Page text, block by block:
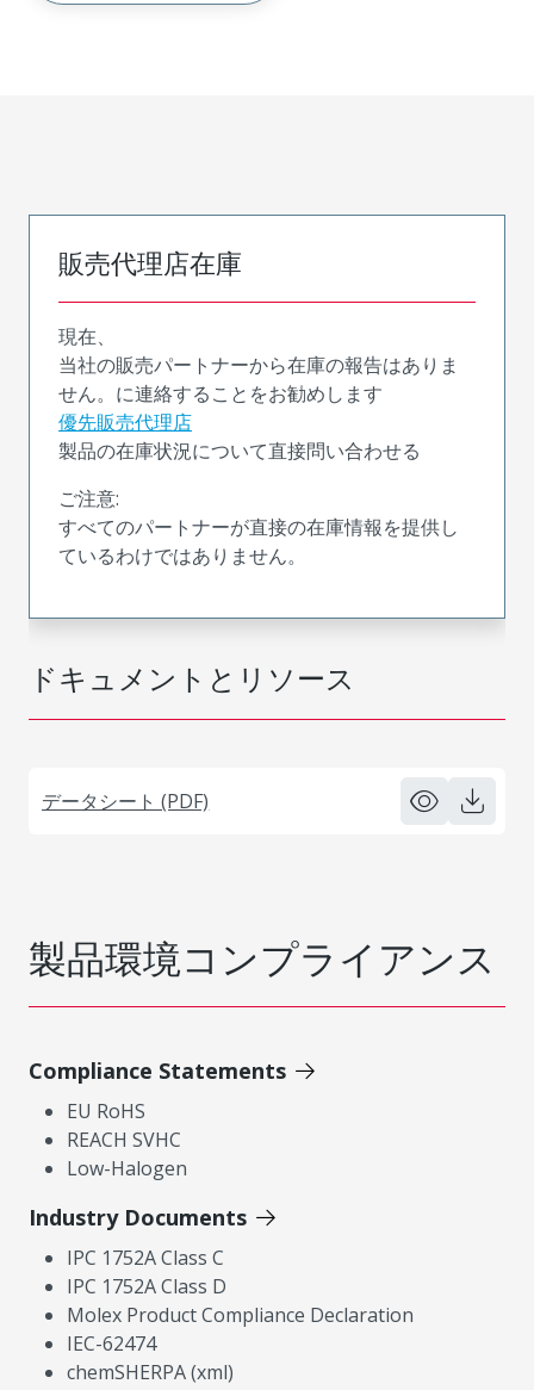
ドキュメントとリソース
データシート (PDF)
販売代理店在庫
現在、
当社の販売パートナーから在庫の報告はありま
せん。に連絡することをお勧めします
優先販売代理店
製品の在庫状況について直接問い合わせる
ご注意:
すべてのパートナーが直接の在庫情報を提供し
ているわけではありません。
製品環境コンプライアンス
Compliance Statements
EU RoHS
REACH SVHC
Low-Halogen
Industry Documents
IPC 1752A Class C
IPC 1752A Class D
Molex Product Compliance Declaration
IEC-62474
chemSHERPA (xml)